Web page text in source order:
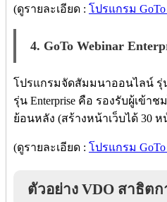
(ดูรายละเอียด : โปรแกรม GoTo
4. GoTo Webinar
โปรแกรมจัดสัมมนาออนไลน์ รุ่น
รุ่น Enterprise คือ รองรับผู้เข้
ย้อนหลัง (สร้างหน้าเว็บได้ 30 ห
(ดูรายละเอียด : โปรแกรม GoTo
ตัวอย่าง VDO สาธิต